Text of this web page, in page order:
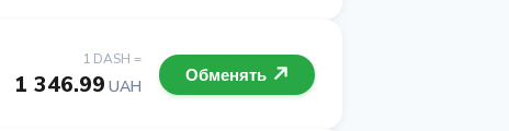
1 DASH =
1 346.99 UAH
Обменять